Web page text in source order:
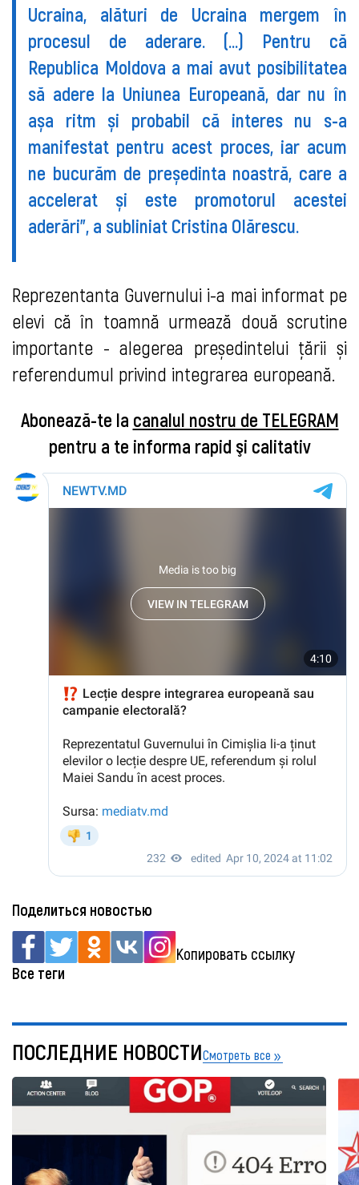
Ucraina, alături de Ucraina mergem în
procesul de aderare. (...) Pentru că
Republica Moldova a mai avut posibilitatea
să adere la Uniunea Europeană, dar nu în
așa ritm și probabil că interes nu s-a
manifestat pentru acest proces, iar acum
ne bucurăm de președinta noastră, care a
accelerat și este promotorul acestei
aderări”, a subliniat Cristina Olărescu.
Reprezentanta Guvernului i-a mai informat pe
elevi că în toamnă urmează două scrutine
importante - alegerea președintelui țării și
referendumul privind integrarea europeană.
Abonează-te la canalul nostru de TELEGRAM
pentru a te informa rapid şi calitativ
Поделиться новостью
Копировать ссылку
Все теги
ПОСЛЕДНИЕ НОВОСТИСмотреть все